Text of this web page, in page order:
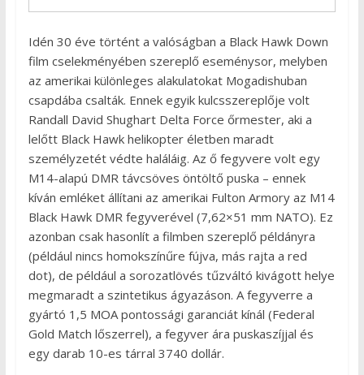
Idén 30 éve történt a valóságban a Black Hawk Down
film cselekményében szereplő eseménysor, melyben
az amerikai különleges alakulatokat Mogadishuban
csapdába csalták. Ennek egyik kulcsszereplője volt
Randall David Shughart Delta Force őrmester, aki a
lelőtt Black Hawk helikopter életben maradt
személyzetét védte haláláig. Az ő fegyvere volt egy
M14-alapú DMR távcsöves öntöltő puska – ennek
kíván emléket állítani az amerikai Fulton Armory az M14
Black Hawk DMR fegyverével (7,62×51 mm NATO). Ez
azonban csak hasonlít a filmben szereplő példányra
(például nincs homokszínűre fújva, más rajta a red
dot), de például a sorozatlövés tűzváltó kivágott helye
megmaradt a szintetikus ágyazáson. A fegyverre a
gyártó 1,5 MOA pontossági garanciát kínál (Federal
Gold Match lőszerrel), a fegyver ára puskaszíjjal és
egy darab 10-es tárral 3740 dollár.